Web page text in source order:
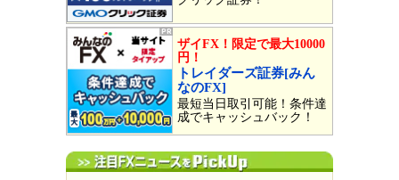
ザイFX！限定で最大10000
円！
トレイダーズ証券[みん
なのFX]
最短当日取引可能！条件達
成でキャッシュバック！